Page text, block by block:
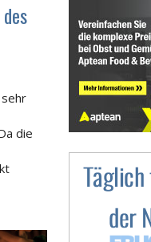
die